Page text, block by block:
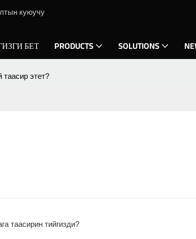
куюучу
БЕТ PRODUCTS SOLUTIONS
этет?
таасирин тийгизди?